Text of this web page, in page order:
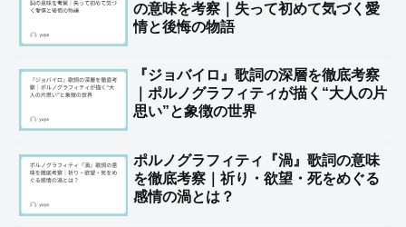
の意味を考察｜失って初めて気づく愛
情と後悔の物語
『ジョバイロ』歌詞の深層を徹底考察
｜ポルノグラフィティが描く“大人の片
思い”と象徴の世界
ポルノグラフィティ『渦』歌詞の意味
を徹底考察｜祈り・欲望・死をめぐる
感情の渦とは？